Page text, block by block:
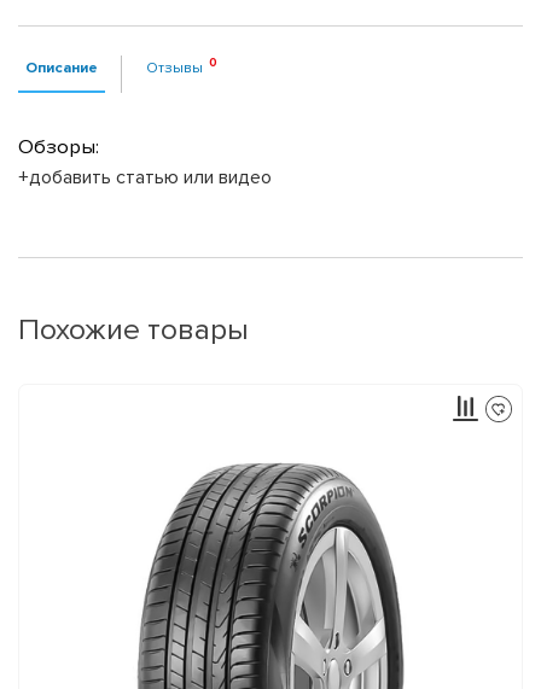
Описание Отзывы
Обзоры:
+добавить статью или видео
Похожие товары